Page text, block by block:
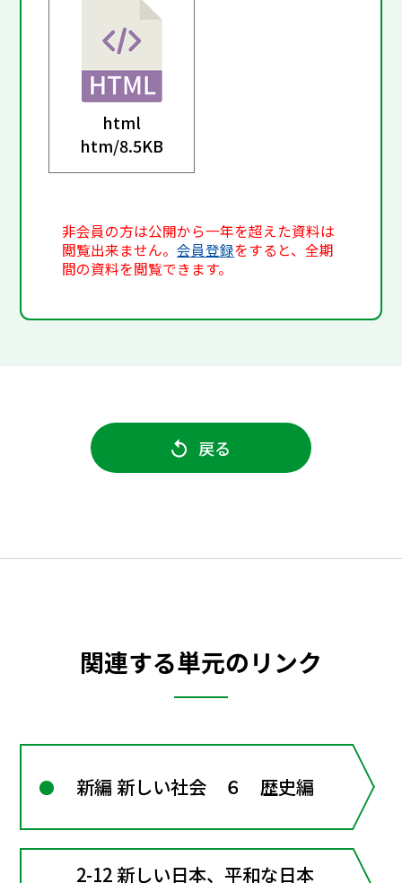
html
htm/8.5KB
非会員の方は公開から一年を超えた資料は
閲覧出来ません。会員登録をすると、全期
間の資料を閲覧できます。
戻る
関連する単元のリンク
新編 新しい社会 ６ 歴史編
2-12 新しい日本、平和な日本